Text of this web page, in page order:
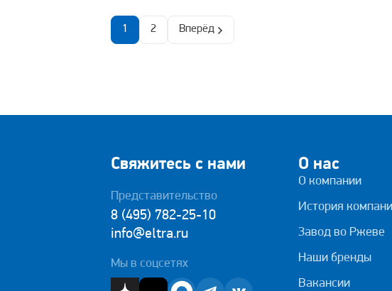
1 2 Вперёд
Свяжитесь с нами
Представительство
8 (495) 782-25-10
info@eltra.ru
Мы в соцсетях
О нас
О компании
История
Завод во Ржеве
Наши бренды
Вакансии